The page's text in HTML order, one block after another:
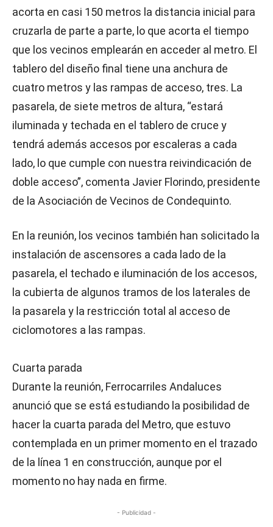
acorta en casi 150 metros la distancia inicial para
cruzarla de parte a parte, lo que acorta el tiempo
que los vecinos emplearán en acceder al metro. El
tablero del diseño final tiene una anchura de
cuatro metros y las rampas de acceso, tres. La
pasarela, de siete metros de altura, “estará
iluminada y techada en el tablero de cruce y
tendrá además accesos por escaleras a cada
lado, lo que cumple con nuestra reivindicación de
doble acceso”, comenta Javier Florindo, presidente
de la Asociación de Vecinos de Condequinto.
En la reunión, los vecinos también han solicitado la
instalación de ascensores a cada lado de la
pasarela, el techado e iluminación de los accesos,
la cubierta de algunos tramos de los laterales de
la pasarela y la restricción total al acceso de
ciclomotores a las rampas.
Cuarta parada
Durante la reunión, Ferrocarriles Andaluces
anunció que se está estudiando la posibilidad de
hacer la cuarta parada del Metro, que estuvo
contemplada en un primer momento en el trazado
de la línea 1 en construcción, aunque por el
momento no hay nada en firme.
- Publicidad -